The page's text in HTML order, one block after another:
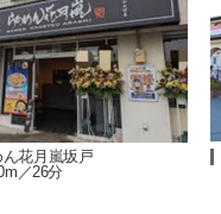
ん花月嵐坂戸
／26分